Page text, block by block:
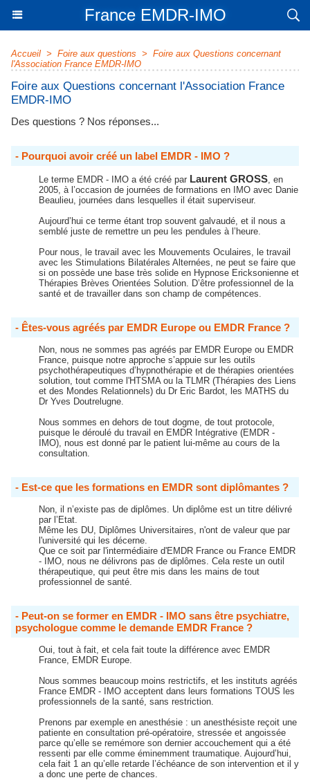
France EMDR-IMO
Accueil > Foire aux questions > Foire aux Questions concernant
l'Association France EMDR-IMO
Foire aux Questions concernant l'Association France
EMDR-IMO
Des questions ? Nos réponses...
- Pourquoi avoir créé un label EMDR - IMO ?
Le terme EMDR - IMO a été créé par Laurent GROSS, en
2005, à l’occasion de journées de formations en IMO avec Danie
Beaulieu, journées dans lesquelles il était superviseur.
Aujourd’hui ce terme étant trop souvent galvaudé, et il nous a
semblé juste de remettre un peu les pendules à l’heure.
Pour nous, le travail avec les Mouvements Oculaires, le travail
avec les Stimulations Bilatérales Alternées, ne peut se faire que
si on possède une base très solide en Hypnose Ericksonienne et
Thérapies Brèves Orientées Solution. D’être professionnel de la
santé et de travailler dans son champ de compétences.
- Êtes-vous agréés par EMDR Europe ou EMDR France ?
Non, nous ne sommes pas agréés par EMDR Europe ou EMDR
France, puisque notre approche s’appuie sur les outils
psychothérapeutiques d’hypnothérapie et de thérapies orientées
solution, tout comme l'HTSMA ou la TLMR (Thérapies des Liens
et des Mondes Relationnels) du Dr Eric Bardot, les MATHS du
Dr Yves Doutrelugne.
Nous sommes en dehors de tout dogme, de tout protocole,
puisque le déroulé du travail en EMDR Intégrative (EMDR -
IMO), nous est donné par le patient lui-même au cours de la
consultation.
- Est-ce que les formations en EMDR sont diplômantes ?
Non, il n’existe pas de diplômes. Un diplôme est un titre délivré
par l’Etat.
Même les DU, Diplômes Universitaires, n'ont de valeur que par
l'université qui les décerne.
Que ce soit par l'intermédiaire d'EMDR France ou France EMDR
- IMO, nous ne délivrons pas de diplômes. Cela reste un outil
thérapeutique, qui peut être mis dans les mains de tout
professionnel de santé.
- Peut-on se former en EMDR - IMO sans être psychiatre,
psychologue comme le demande EMDR France ?
Oui, tout à fait, et cela fait toute la différence avec EMDR
France, EMDR Europe.
Nous sommes beaucoup moins restrictifs, et les instituts agréés
France EMDR - IMO acceptent dans leurs formations TOUS les
professionnels de la santé, sans restriction.
Prenons par exemple en anesthésie : un anesthésiste reçoit une
patiente en consultation pré-opératoire, stressée et angoissée
parce qu’elle se remémore son dernier accouchement qui a été
ressenti par elle comme éminemment traumatique. Aujourd’hui,
cela fait 1 an qu’elle retarde l’échéance de son intervention et il y
a donc une perte de chances.